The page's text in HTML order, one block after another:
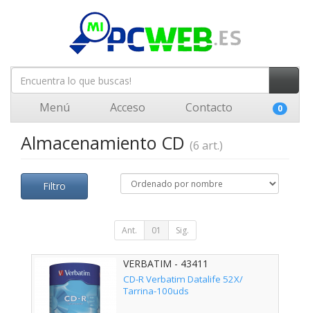
Menú Acceso Contacto 0
Almacenamiento CD (6 art.)
Filtro
Ant. 01 Sig.
VERBATIM - 43411
CD-R Verbatim Datalife 52X/
Tarrina-100uds